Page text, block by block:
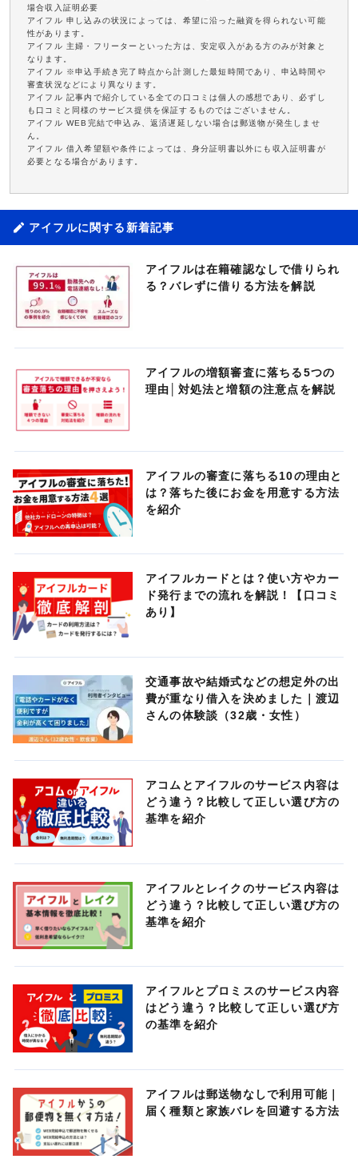
場合収入証明必要
アイフル 申し込みの状況によっては、希望に沿った融資を得られない可能
性があります。
アイフル 主婦・フリーターといった方は、安定収入がある方のみが対象と
なります。
アイフル ※申込手続き完了時点から計測した最短時間であり、申込時間や
審査状況などにより異なります。
アイフル 記事内で紹介している全ての口コミは個人の感想であり、必ずし
も口コミと同様のサービス提供を保証するものではございません。
アイフル WEB完結で申込み、返済遅延しない場合は郵送物が発生しませ
ん。
アイフル 借入希望額や条件によっては、身分証明書以外にも収入証明書が
必要となる場合があります。
アイフルに関する新着記事
アイフルは在籍確認なしで借りられ
る？バレずに借りる方法を解説
アイフルの増額審査に落ちる5つの
理由│対処法と増額の注意点を解説
アイフルの審査に落ちる10の理由と
は？落ちた後にお金を用意する方法
を紹介
アイフルカードとは？使い方やカー
ド発行までの流れを解説！【口コミ
あり】
交通事故や結婚式などの想定外の出
費が重なり借入を決めました｜渡辺
さんの体験談（32歳・女性）
アコムとアイフルのサービス内容は
どう違う？比較して正しい選び方の
基準を紹介
アイフルとレイクのサービス内容は
どう違う？比較して正しい選び方の
基準を紹介
アイフルとプロミスのサービス内容
はどう違う？比較して正しい選び方
の基準を紹介
アイフルは郵送物なしで利用可能｜
届く種類と家族バレを回避する方法